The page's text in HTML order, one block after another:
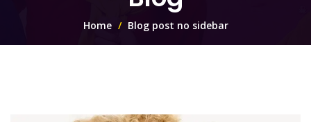
Home Blog post no sidebar